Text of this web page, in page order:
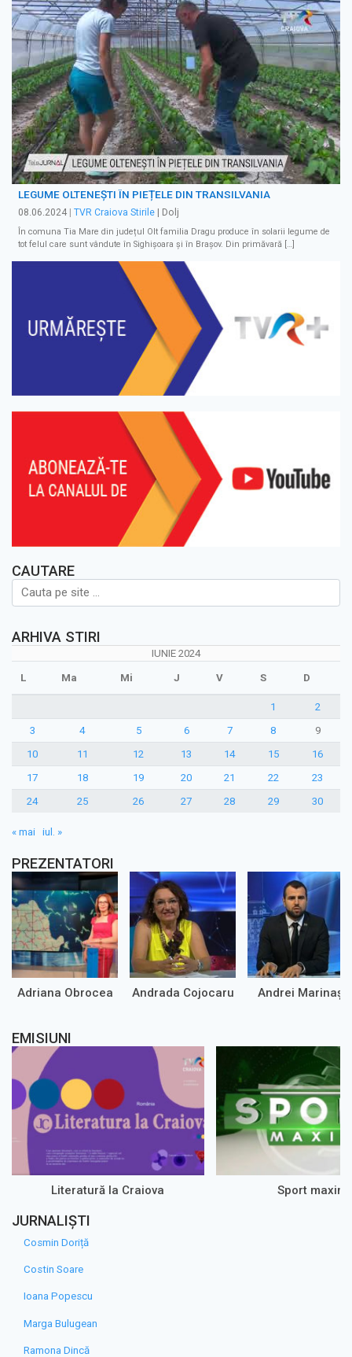
LEGUME OLTENEȘTI ÎN PIEȚELE DIN TRANSILVANIA
08.06.2024 TVR Craiova Stirile | Dolj
În comuna Tia Mare din județul Olt familia Dragu produce în solarii legume de
tot felul care sunt vândute în Sighișoara și în Brașov. Din primăvară […]
CAUTARE
ARHIVA STIRI
IUNIE 2024
L Ma Mi J V S D
1
2
3
4 5 6 7 8
9
10
11 12 13 14 15
16
17
18 19 20 21 22
23
24
25 26 27 28 29 30
« mai iul. »
PREZENTATORI
Adriana Obrocea Andrada Cojocaru Andrei Marinaș
EMISIUNI
Literatură la Craiova Sport maxim
JURNALIȘTI
Cosmin Doriță
Costin Soare
Ioana Popescu
Marga Bulugean
Ramona Dincă